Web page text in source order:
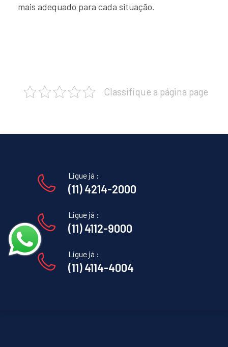
mais adequado para cada situação.
Classifique a página page
Ligue já :
(11) 4214-2000
Ligue já :
(11) 4112-9000
Ligue já :
(11) 4114-4004